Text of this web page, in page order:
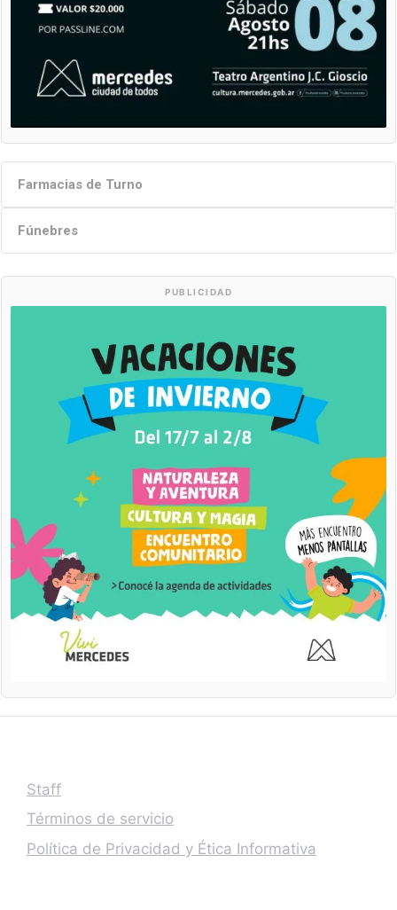
Farmacias de Turno
Fúnebres
PUBLICIDAD
Staff
Términos de servicio
Política de Privacidad y Ética Informativa